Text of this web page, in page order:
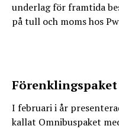
underlag för framtida
på tull och moms hos
I februari i år
kallat Omnibuspaket